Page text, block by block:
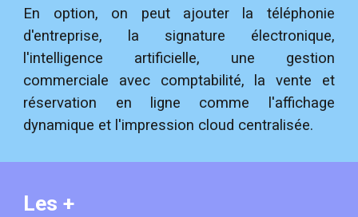
En option, on peut ajouter la téléphonie
d'entreprise, la signature électronique,
l'intelligence artificielle, une gestion
commerciale avec comptabilité, la vente et
réservation en ligne comme l'affichage
dynamique et l'impression cloud centralisée.
Les +